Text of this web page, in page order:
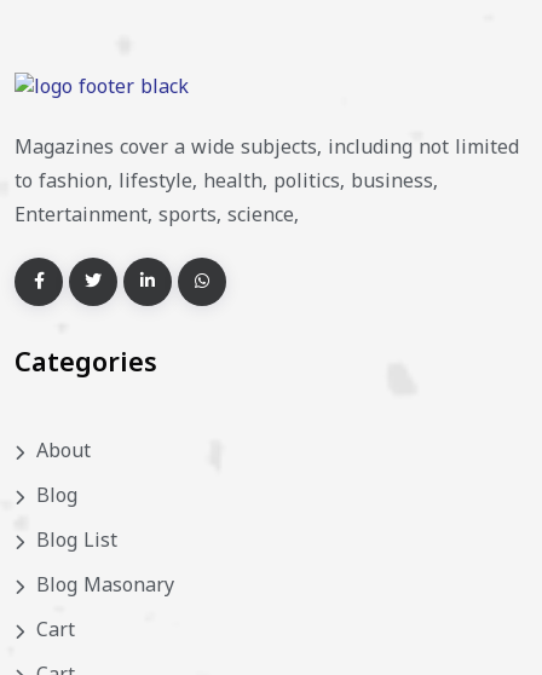
Magazines cover a wide subjects, including not limited
to fashion, lifestyle, health, politics, business,
Entertainment, sports, science,
Categories
About
Blog
Blog List
Blog Masonary
Cart